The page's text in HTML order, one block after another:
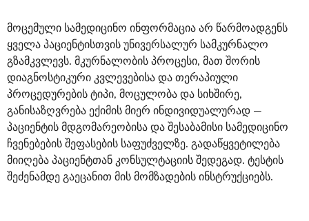
მოცემული სამედიცინო ინფორმაცია არ წარმოადგენს
ყველა პაციენტისთვის უნივერსალურ სამკურნალო
გზამკვლევს. მკურნალობის პროცესი, მათ შორის
დიაგნოსტიკური კვლევებისა და თერაპიული
პროცედურების ტიპი, მოცულობა და სიხშირე,
განისაზღვრება ექიმის მიერ ინდივიდუალურად —
პაციენტის მდგომარეობისა და შესაბამისი სამედიცინო
ჩვენებების შეფასების საფუძველზე. გადაწყვეტილება
მიიღება პაციენტთან კონსულტაციის შედეგად. ტესტის
შეძენამდე გაეცანით მის მომზადების ინსტრუქციებს.